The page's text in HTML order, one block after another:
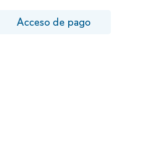
Acceso de pago